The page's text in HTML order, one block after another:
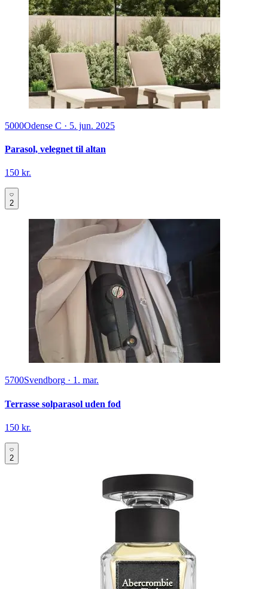
5000Odense C · 5. jun. 2025
Parasol, velegnet til altan
150 kr.
2
5700Svendborg · 1. mar.
Terrasse solparasol uden fod
150 kr.
2